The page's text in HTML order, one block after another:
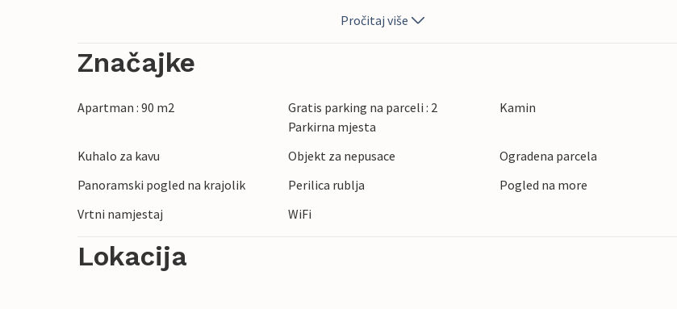
Poslužite doručak na otvorenom i uživajte u osvježavajućem kupanju u zajedničkom
bazenu. Neka vaša djeca istražuju sigurno zajedničko dvorište i radujte se atmosferičnim
zalascima sunca u večernjim satima, kao i blagim ljetnim večerima uz vino i svijeće pod
vedrim nebom.
Zaronite u tirkizne vode slikovitih plaža i otkrijte šarmantna obalna sela. Krenite u
planinarenje Nacionalnim parkom Cilento ili posjetite kulturne atrakcije poput
arheološkog nalazišta Velia. Uživajte u kulinarskim specijalitetima lokalne kuhinje i
oduševite se gostoljubivošću mještana.
Pročitaj više
Značajke
Apartman : 90 m2
Gratis parking na parceli : 2
Parkirna mjesta
Kamin
Kuhalo za kavu Objekt za nepusace
Ogradena parcela
Panoramski pogled na krajolik
Perilica rublja
Pogled na more
Vrtni namjestaj
WiFi
Lokacija